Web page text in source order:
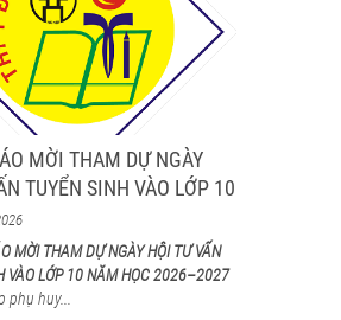
MỜI THAM DỰ NGÀY
TUYỂN SINH VÀO LỚP 10
2026–2027
MỜI THAM DỰ NGÀY HỘI TƯ VẤN
VÀO LỚP 10 NĂM HỌC 2026–2027
phụ huy...